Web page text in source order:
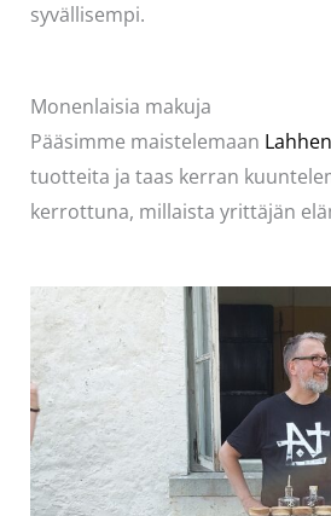
syvällisempi.
Monenlaisia makuja
Pääsimme maistelemaan
tuotteita ja taas kerran
kerrottuna, millaista yrittäjän